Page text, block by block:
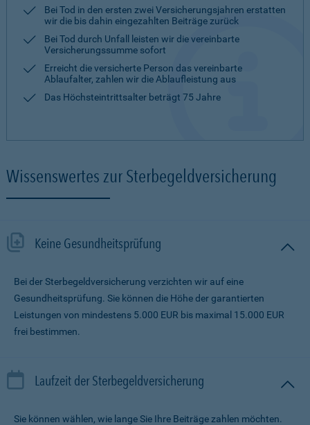
Bei Tod in den ersten zwei Versicherungsjahren erstatten
wir die bis dahin eingezahlten Beiträge zurück
Bei Tod durch Unfall leisten wir die vereinbarte
Versicherungssumme sofort
Erreicht die versicherte Person das vereinbarte
Ablaufalter, zahlen wir die Ablaufleistung aus
Das Höchsteintrittsalter beträgt 75 Jahre
Wissenswertes zur Sterbegeldversicherung
Keine Gesundheitsprüfung
Bei der Sterbegeldversicherung verzichten wir auf eine
Gesundheitsprüfung. Sie können die Höhe der garantierten
Leistungen von mindestens 5.000 EUR bis maximal 15.000 EUR
frei bestimmen.
Laufzeit der Sterbegeldversicherung
Sie können wählen, wie lange Sie Ihre Beiträge zahlen möchten.